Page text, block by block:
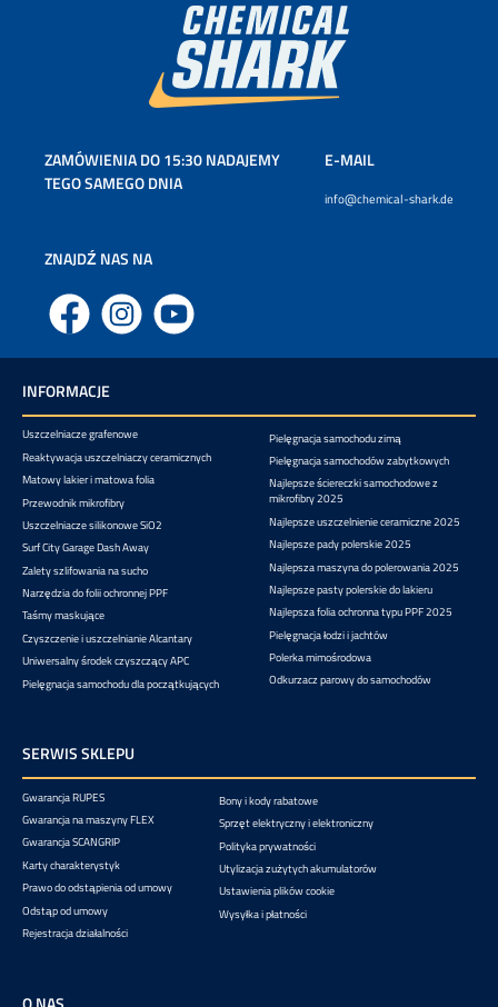
ZAMÓWIENIA DO 15:30 NADAJEMY
TEGO SAMEGO DNIA
E-MAIL
info@chemical-shark.de
ZNAJDŹ NAS NA
Facebook Instagram YouTube
INFORMACJE
Uszczelniacze grafenowe
Reaktywacja uszczelniaczy ceramicznych
Matowy lakier i matowa folia
Przewodnik mikrofibry
Uszczelniacze silikonowe SiO2
Surf City Garage Dash Away
Zalety szlifowania na sucho
Narzędzia do folii ochronnej PPF
Taśmy maskujące
Czyszczenie i uszczelnianie Alcantary
Uniwersalny środek czyszczący APC
Pielęgnacja samochodu dla początkujących
Pielęgnacja samochodu zimą
Pielęgnacja samochodów zabytkowych
Najlepsze ściereczki samochodowe z
mikrofibry 2025
Najlepsze uszczelnienie ceramiczne 2025
Najlepsze pady polerskie 2025
Najlepsza maszyna do polerowania 2025
Najlepsze pasty polerskie do lakieru
Najlepsza folia ochronna typu PPF 2025
Pielęgnacja łodzi i jachtów
Polerka mimośrodowa
Odkurzacz parowy do samochodów
SERWIS SKLEPU
Gwarancja RUPES
Gwarancja na maszyny FLEX
Gwarancja SCANGRIP
Karty charakterystyk
Prawo do odstąpienia od umowy
Odstąp od umowy
Rejestracja działalności
Bony i kody rabatowe
Sprzęt elektryczny i elektroniczny
Polityka prywatności
Utylizacja zużytych akumulatorów
Ustawienia plików cookie
Wysyłka i płatności